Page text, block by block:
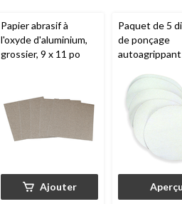
Papier abrasif à
l'oxyde d'aluminium,
grossier, 9 x 11 po
Ajouter
Paquet de 5
de ponçage